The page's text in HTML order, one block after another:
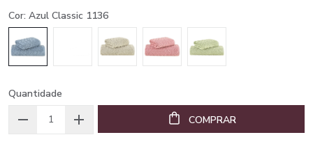
Cor: Azul Classic 1136
Quantidade
COMPRAR